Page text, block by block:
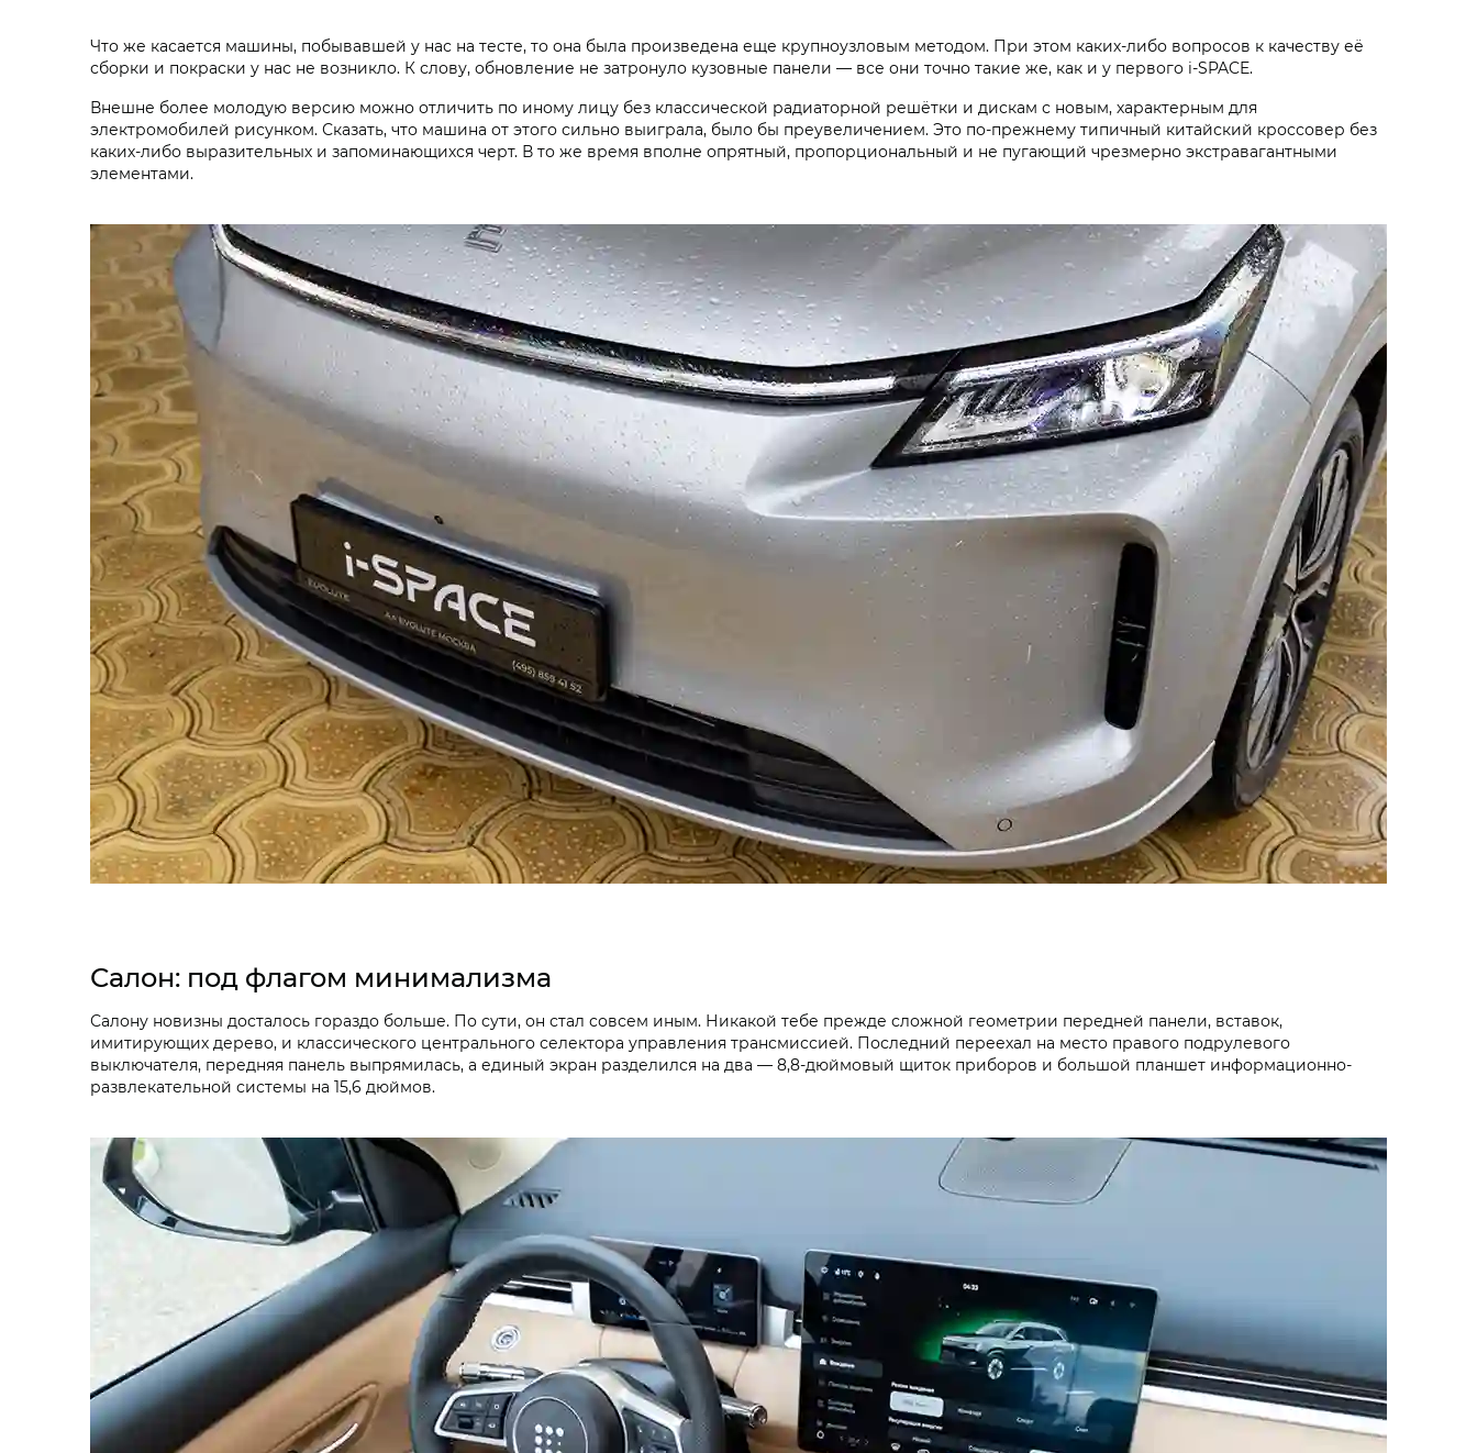
Что же касается машины, побывавшей у нас на тесте, то она была произведена еще крупноузловым методом. При этом каких-либо вопросов к качеству её
сборки и покраски у нас не возникло. К слову, обновление не затронуло кузовные панели — все они точно такие же, как и у первого i‑SPACE.
Внешне более молодую версию можно отличить по иному лицу без классической радиаторной решётки и дискам с новым, характерным для
электромобилей рисунком. Сказать, что машина от этого сильно выиграла, было бы преувеличением. Это по-прежнему типичный китайский кроссовер без
каких-либо выразительных и запоминающихся черт. В то же время вполне опрятный, пропорциональный и не пугающий чрезмерно экстравагантными
элементами.
Салон: под флагом минимализма
Салону новизны досталось гораздо больше. По сути, он стал совсем иным. Никакой тебе прежде сложной геометрии передней панели, вставок,
имитирующих дерево, и классического центрального селектора управления трансмиссией. Последний переехал на место правого подрулевого
выключателя, передняя панель выпрямилась, а единый экран разделился на два — 8,8-дюймовый щиток приборов и большой планшет информационно-
развлекательной системы на 15,6 дюймов.